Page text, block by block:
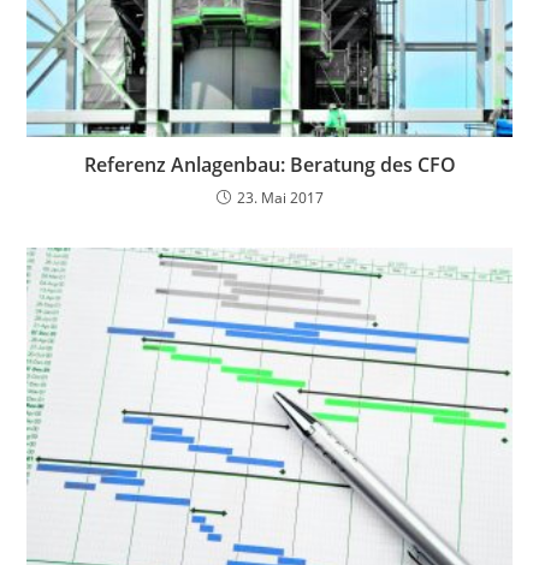
Referenz Anlagenbau: Beratung des CFO
23. Mai 2017